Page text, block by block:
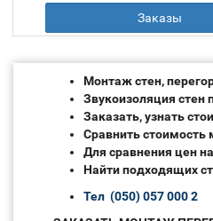
Заказы
Монтаж стен,
Звукоизоляция стен
Заказать, узнать
Сравнить стоимость
Для сравнения цен
Найти подходящих
Тел (050) 057 000 2